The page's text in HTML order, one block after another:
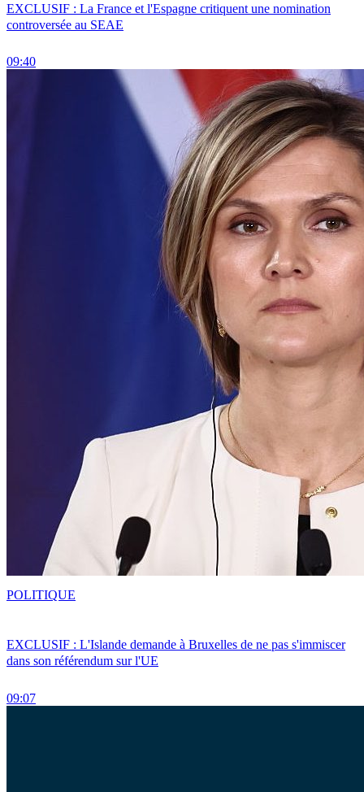
EXCLUSIF : La France et l'Espagne critiquent une nomination
controversée au SEAE
09:40
EXCLUSIF : L'Islande demande à Bruxelles de ne pas s'immiscer
dans son référendum sur l'UE
09:07
POLITIQUE